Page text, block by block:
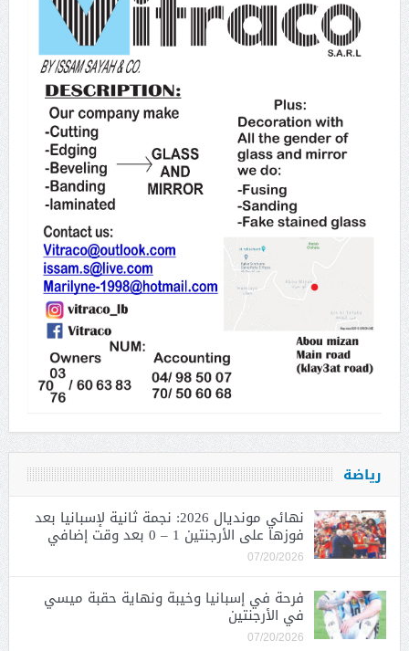
رياضة
نهائي مونديال 2026: نجمة ثانية لإسبانيا بعد
فوزها على الأرجنتين 1 – 0 بعد وقت إضافي
07/20/2026
فرحة في إسبانيا وخيبة ونهاية حقبة ميسي
في الأرجنتين
07/20/2026